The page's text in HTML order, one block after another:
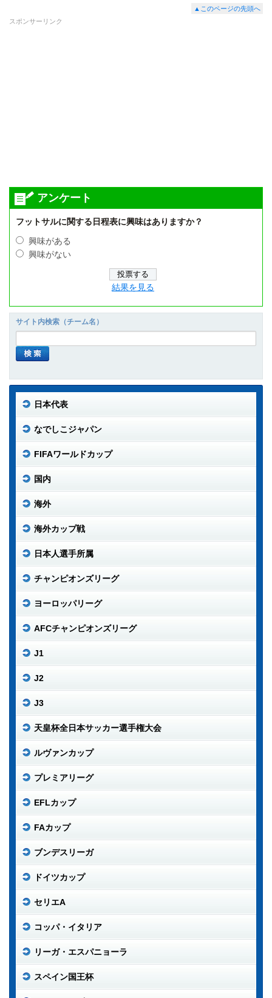
▲このページの先頭へ
スポンサーリンク
アンケート
フットサルに関する日程表に興味はありますか？
興味がある
興味がない
結果を見る
サイト内検索（チーム名）
日本代表
なでしこジャパン
FIFAワールドカップ
国内
海外
海外カップ戦
日本人選手所属
チャンピオンズリーグ
ヨーロッパリーグ
AFCチャンピオンズリーグ
J1
J2
J3
天皇杯全日本サッカー選手権大会
ルヴァンカップ
プレミアリーグ
EFLカップ
FAカップ
ブンデスリーガ
ドイツカップ
セリエA
コッパ・イタリア
リーガ・エスパニョーラ
スペイン国王杯